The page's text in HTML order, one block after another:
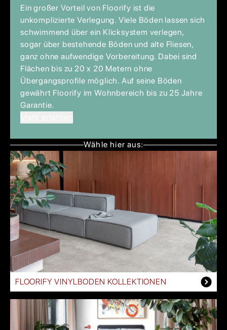
Ein großer Vorteil von Floorify ist die
unkomplizierte Verlegung. Viele Böden lassen sich
schwimmend über ein Klicksystem verlegen,
sogar über bestehende Böden und alte Fliesen,
ganz ohne aufwendige Vorbereitung. Dabei sind
Flächen bis zu 20 x 20 Metern ohne
Übergangsprofile möglich. Auf seine Böden
gewährt Floorify im Wohnbereich bis zu 25 Jahre
Garantie.
Wähle hier aus:
FLOORIFY VINYLBODEN KOLLEKTIONEN